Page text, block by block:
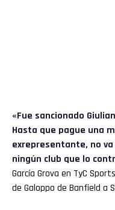
«Fue sancionado
Hasta que pague una
exrepresentante, no
ningún club que lo
García Grova en TyC
de Galoppo de Banfield a